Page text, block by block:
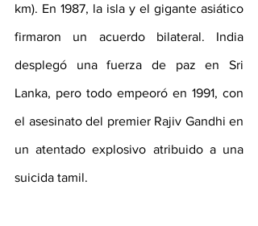
km). En 1987, la isla y el gigante asiático
firmaron un acuerdo bilateral. India
desplegó una fuerza de paz en Sri
Lanka, pero todo empeoró en 1991, con
el asesinato del premier Rajiv Gandhi en
un atentado explosivo atribuido a una
suicida tamil.